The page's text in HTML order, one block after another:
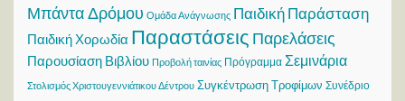
Μπάντα Δρόμου Ομάδα Ανάγνωσης Παιδική Παράσταση
Παιδική Χορωδία Παραστάσεις Παρελάσεις
Παρουσίαση Βιβλίου Προβολή ταινίας Πρόγραμμα Σεμινάρια
Στολισμός Χριστουγεννιάτικου Δέντρου Συγκέντρωση Τροφίμων Συνέδριο